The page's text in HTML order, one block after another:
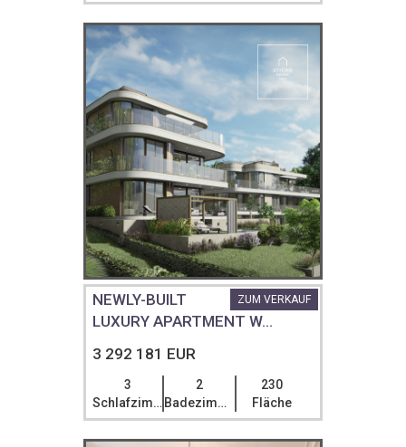
ZUM VERKAUF
NEWLY-BUILT
LUXURY APARTMENT W...
3 292 181 EUR
3
Schlafzimmer
2
Badezimmer
230
Fläche